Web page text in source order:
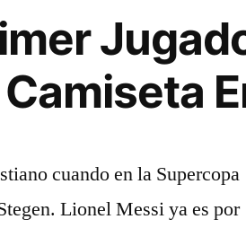
cuando en la Supercopa
Lionel Messi ya es por